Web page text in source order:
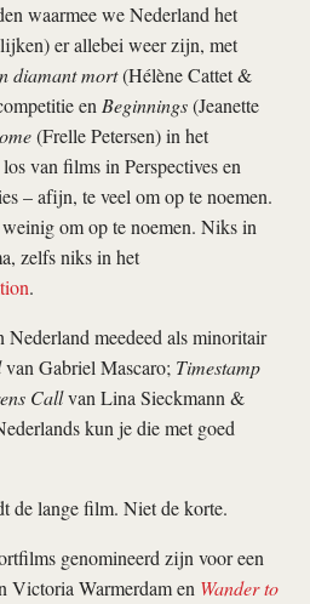
waarmee we Nederland het
er allebei weer zijn, met
diamant mort(Hélène Cattet &
enBeginnings(Jeanette
(Frelle Petersen) in het
van films in Perspectives en
– afijn, te veel om op te noemen.
om op te noemen. Niks in
zelfs niks in het
.
meedeed als minoritair
van Gabriel Mascaro; Timestamp
Callvan Lina Sieckmann &
kun je die met goed
de lange film. Niet de korte.
genomineerd zijn voor een
Victoria Warmerdam en Wander to